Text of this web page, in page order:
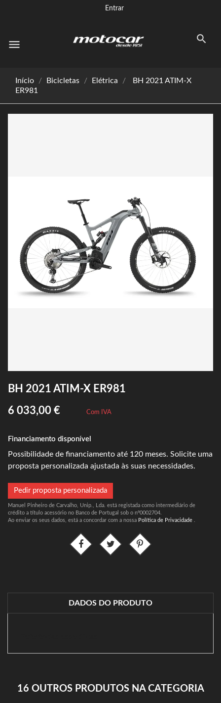
Entrar
menu
Início Bicicletas Elétrica
BH 2021 ATIM-X
ER981
BH 2021 ATIM-X ER981
6 033,00 €
Com IVA
Financiamento disponível
Possibilidade de financiamento até 120 meses. Solicite uma
proposta personalizada ajustada às suas necessidades.
Pedir proposta personalizada
Manuel Pinheiro de Carvalho, Unip., Lda. está registada como intermediário de
crédito a título acessório no Banco de Portugal sob o nº0002704.
Ao enviar os seus dados, está a concordar com a nossa Política de Privacidade
DADOS DO PRODUTO
16 OUTROS PRODUTOS NA CATEGORIA